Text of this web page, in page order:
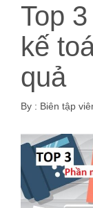
Top
kế
quả
By : Biên tập